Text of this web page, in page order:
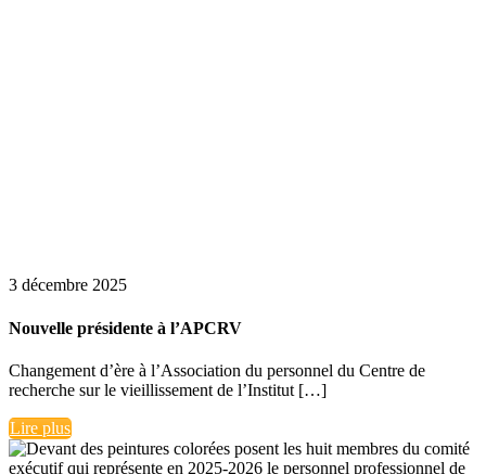
3 décembre 2025
Nouvelle présidente à l’APCRV
Changement d’ère à l’Association du personnel du Centre de
recherche sur le vieillissement de l’Institut […]
Lire plus